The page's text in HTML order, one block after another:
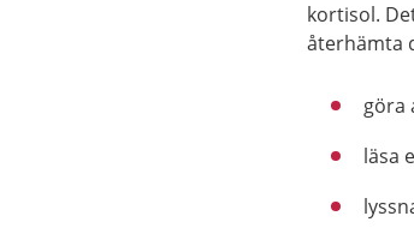
kortisol.
återhämta
göra
läsa